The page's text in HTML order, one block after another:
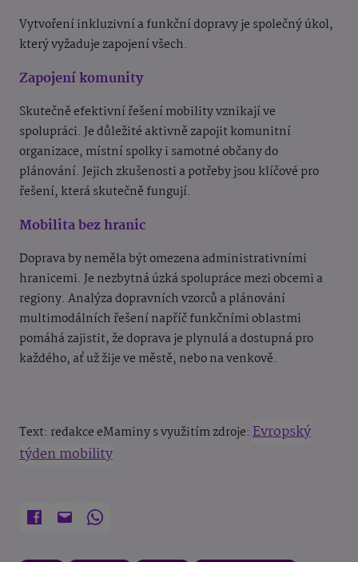
Vytvoření inkluzivní a funkční dopravy je společný úkol,
který vyžaduje zapojení všech.
Zapojení komunity
Skutečně efektivní řešení mobility vznikají ve
spolupráci. Je důležité aktivně zapojit komunitní
organizace, místní spolky i samotné občany do
plánování. Jejich zkušenosti a potřeby jsou klíčové pro
řešení, která skutečně fungují.
Mobilita bez hranic
Doprava by neměla být omezena administrativními
hranicemi. Je nezbytná úzká spolupráce mezi obcemi a
regiony. Analýza dopravních vzorců a plánování
multimodálních řešení napříč funkčními oblastmi
pomáhá zajistit, že doprava je plynulá a dostupná pro
každého, ať už žije ve městě, nebo na venkově.
Text: redakce eMaminy s využitím zdroje: Evropský
týden mobility